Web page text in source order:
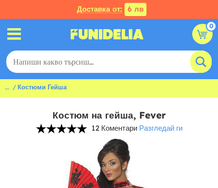
Доставка от: 6 лв
0
... Костюми Гейша
Костюм на гейша, Fever
12 Коментари Разгледай ги